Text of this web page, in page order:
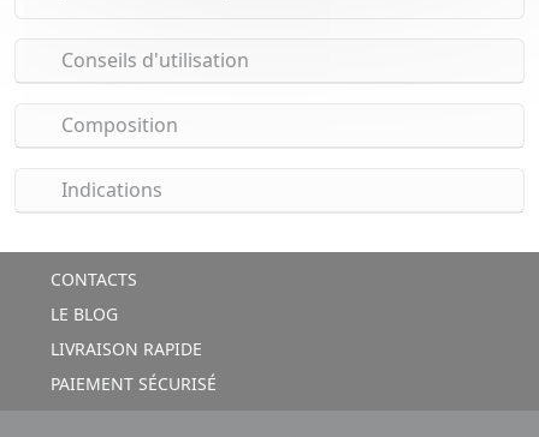
Conseils d'utilisation
Composition
Indications
CONTACTS
LE BLOG
LIVRAISON RAPIDE
PAIEMENT SÉCURISÉ